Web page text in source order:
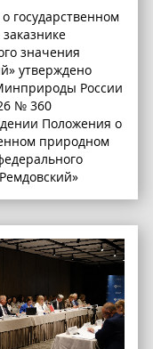
государственном
значения
утверждено
России
№ 360
Положения о
природном